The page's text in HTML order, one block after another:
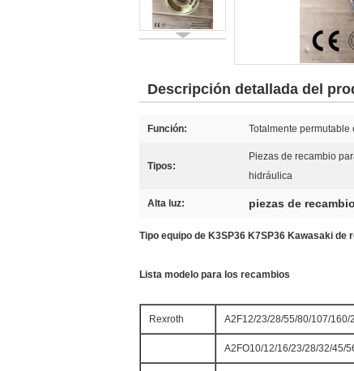
Descripción detallada del
Función: Totalmente permutable
Tipos:
Piezas de recambio
hidráulica
Alta luz: piezas de
Tipo equipo de K3SP36 K7SP36 Kawasaki de
Lista modelo para los recambios
Rexroth A2F12/23/28/55/80/107/
A2FO10/12/16/23/28/32/45/